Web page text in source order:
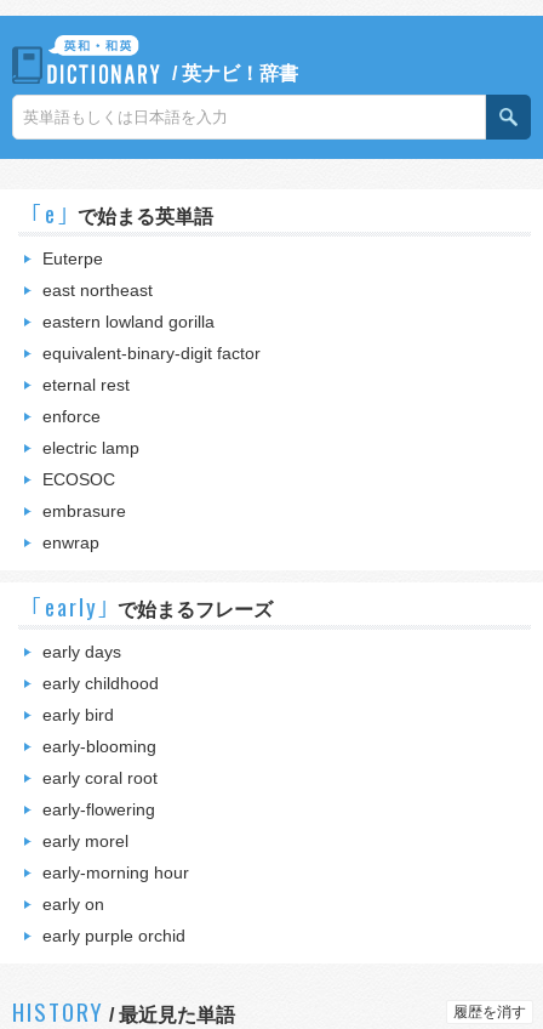
/英ナビ！辞書
｢e｣ で始まる英単語
Euterpe
east northeast
eastern lowland gorilla
equivalent-binary-digit factor
eternal rest
enforce
electric lamp
ECOSOC
embrasure
enwrap
｢early｣ で始まるフレーズ
early days
early childhood
early bird
early-blooming
early coral root
early-flowering
early morel
early-morning hour
early on
early purple orchid
HISTORY /最近見た単語 履歴を消す